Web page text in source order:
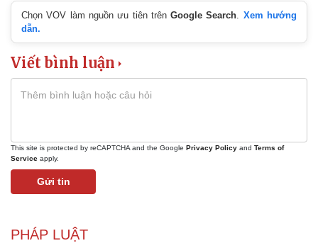
Văn hóa
Văn học
Âm nhạc
Chọn VOV làm nguồn ưu tiên trênGoogle Search. Xem hướng
dẫn.
Viết bình luận
This site is protected by reCAPTCHA and the Google Privacy Policy and Terms of
Service apply.
Gửi tin
PHÁP LUẬT